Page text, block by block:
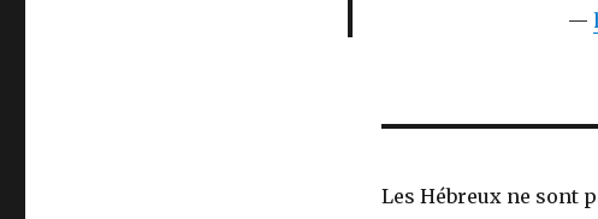
Les Hébreux ne sont